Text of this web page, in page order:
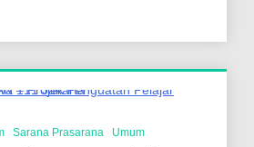
Sarana Prasarana Umum